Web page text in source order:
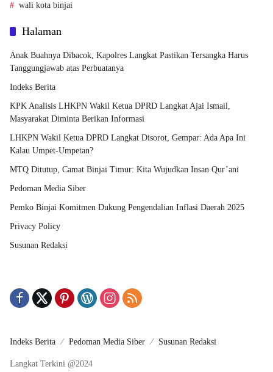
wali kota binjai
Halaman
Anak Buahnya Dibacok, Kapolres Langkat Pastikan Tersangka Harus
Tanggungjawab atas Perbuatanya
Indeks Berita
KPK Analisis LHKPN Wakil Ketua DPRD Langkat Ajai Ismail,
Masyarakat Diminta Berikan Informasi
LHKPN Wakil Ketua DPRD Langkat Disorot, Gempar: Ada Apa Ini
Kalau Umpet-Umpetan?
MTQ Ditutup, Camat Binjai Timur: Kita Wujudkan Insan Qur’ani
Pedoman Media Siber
Pemko Binjai Komitmen Dukung Pengendalian Inflasi Daerah 2025
Privacy Policy
Susunan Redaksi
Indeks Berita Pedoman Media Siber Susunan Redaksi
Langkat Terkini @2024